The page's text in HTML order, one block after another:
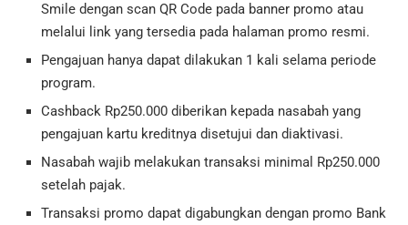
Smile dengan scan QR Code pada banner promo atau
melalui link yang tersedia pada halaman promo resmi.
Pengajuan hanya dapat dilakukan 1 kali selama periode
program.
Cashback Rp250.000 diberikan kepada nasabah yang
pengajuan kartu kreditnya disetujui dan diaktivasi.
Nasabah wajib melakukan transaksi minimal Rp250.000
setelah pajak.
Transaksi promo dapat digabungkan dengan promo Bank